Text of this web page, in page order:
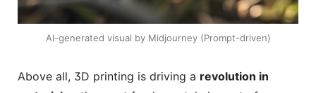
AI-generated visual by Midjourney (Prompt-driven)
Above all, 3D printing is driving a revolution in